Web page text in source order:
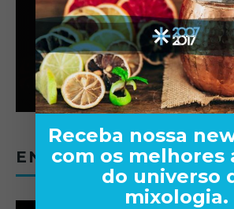
ENTREVISTAS
Receba nossa
com os melhores
do universo
mixologia.